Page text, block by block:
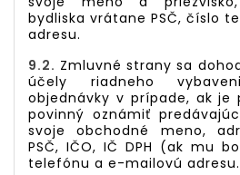
bydliska vrátane PSČ, číslo
adresu.
9.2. Zmluvné strany sa
účely riadneho
objednávky v prípade, ak je
povinný oznámiť
svoje obchodné meno,
PSČ, IČO, IČ DPH (ak mu
telefónu a e-mailovú adresu.